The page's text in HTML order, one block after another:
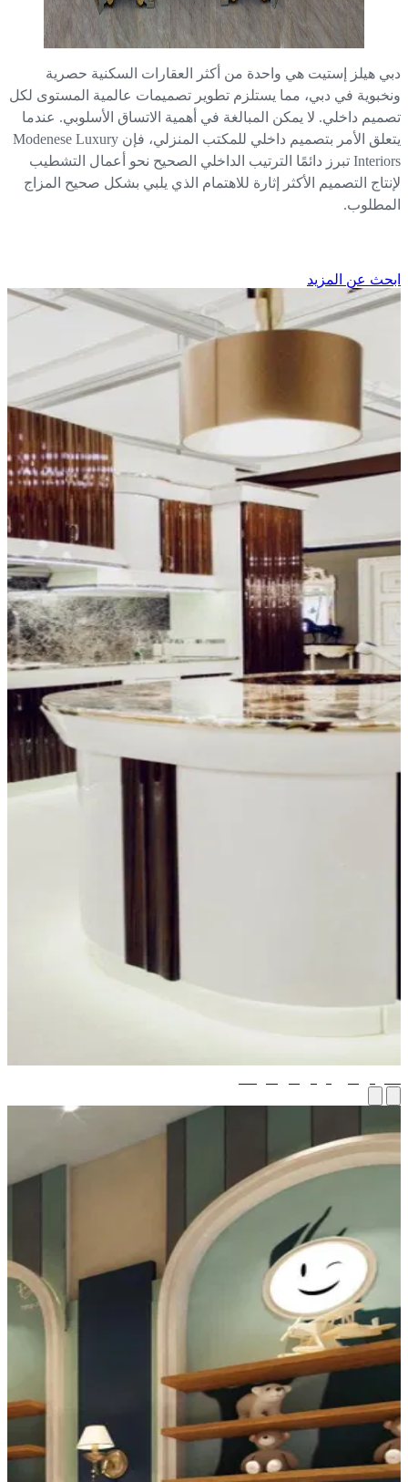
هيلز إستيت هي واحدة من أكثر العقارات السكنية حصرية
في دبي، مما يستلزم تطوير تصميمات عالمية المستوى لكل
داخلي. لا يمكن المبالغة في أهمية الاتساق الأسلوبي. عندما
يتعلق الأمر بتصميم داخلي للمكتب المنزلي، فإن Modenese Luxury
Interiors تبرز دائمًا الترتيب الداخلي الصحيح نحو أعمال التشطيب
التصميم الأكثر إثارة للاهتمام الذي يلبي بشكل صحيح المزاج
عن المزيد